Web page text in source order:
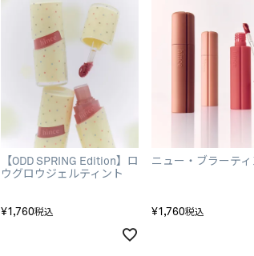
【ODD SPRING Edition】ロ
ウグロウジェルティント
¥1,760税込
ニュー・ブラーティ
¥1,760税込